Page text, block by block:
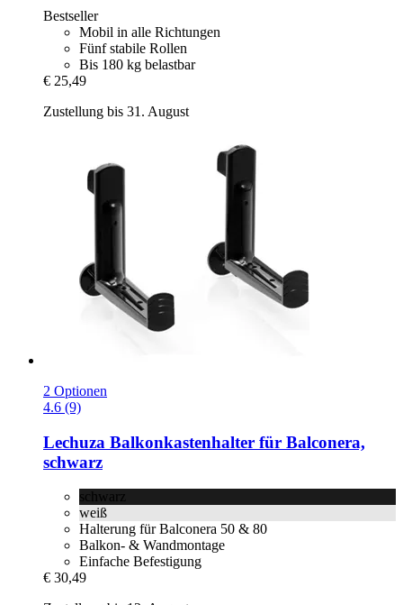
Bestseller
Mobil in alle Richtungen
Fünf stabile Rollen
Bis 180 kg belastbar
€ 25,49
Zustellung bis 31. August
2 Optionen
4.6 (9)
Lechuza Balkonkastenhalter für Balconera,
schwarz
schwarz
weiß
Halterung für Balconera 50 & 80
Balkon- & Wandmontage
Einfache Befestigung
€ 30,49